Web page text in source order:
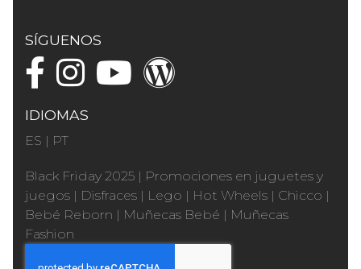
SÍGUENOS
IDIOMAS
ES | PT
Black Friday 2025 | Promociones en juguetes y
juegos | Disfraces | Lego | Hot Wheels | Chicco |
Bebé Reborn | Muñecas Bebé | Muñecas
Fashion